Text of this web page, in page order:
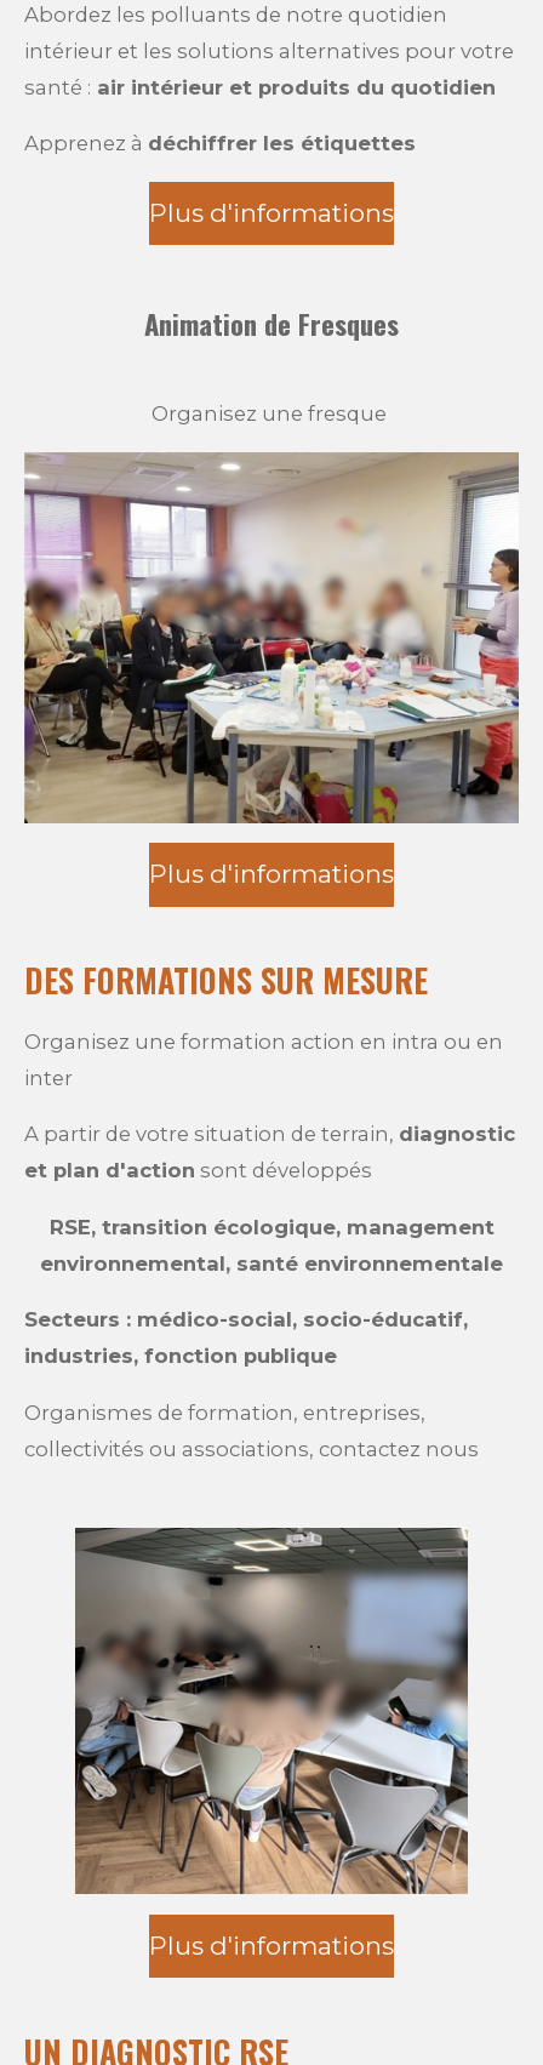
Abordez les polluants de notre quotidien
intérieur et les solutions alternatives pour votre
santé : air intérieur et produits du quotidien
Apprenez à déchiffrer les étiquettes
Plus d'informations
Animation de Fresques
Organisez une fresque
Plus d'informations
DES FORMATIONS SUR MESURE
Organisez une formation action en intra ou en
inter
A partir de votre situation de terrain, diagnostic
et plan d'action sont développés
RSE, transition écologique, management
environnemental, santé environnementale
Secteurs : médico-social, socio-éducatif,
industries, fonction publique
Organismes de formation, entreprises,
collectivités ou associations, contactez nous
Plus d'informations
UN DIAGNOSTIC RSE